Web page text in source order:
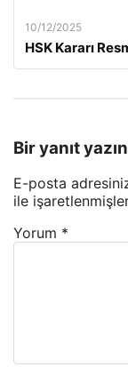
10/12/2025
HSK Kararı
Bir yanıt yazın
E-posta
ile
Yorum *